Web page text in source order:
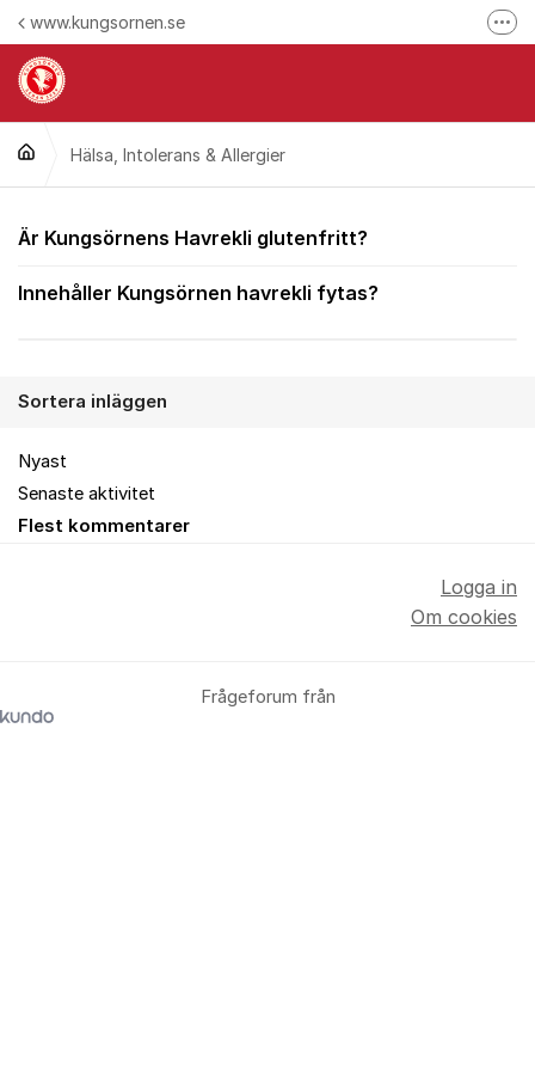
Hoppa till innehåll
www.kungsornen.se
Följ oss på Instagram
Hälsa, Intolerans & Allergier
Hälsa, Intolerans &
Är Kungsörnens Havrekli glutenfritt?
Innehåller Kungsörnen havrekli fytas?
Sortera inläggen
Nyast
Senaste aktivitet
Flest kommentarer
Frågeforum från
Logga in
Om cookies